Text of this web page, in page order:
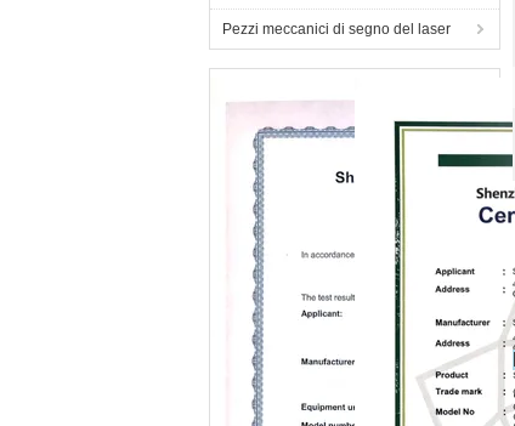
Pezzi meccanici di segno del laser